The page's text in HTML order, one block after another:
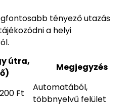
tényező utazás
a helyi
útra,
Megjegyzés
Ft
Automatából,
többnyelvű felület